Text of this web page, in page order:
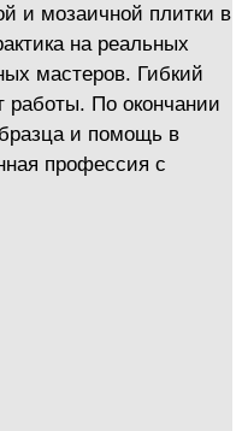
и мозаичной плитки в
на реальных
мастеров. Гибкий
работы. По окончании
и помощь в
профессия с